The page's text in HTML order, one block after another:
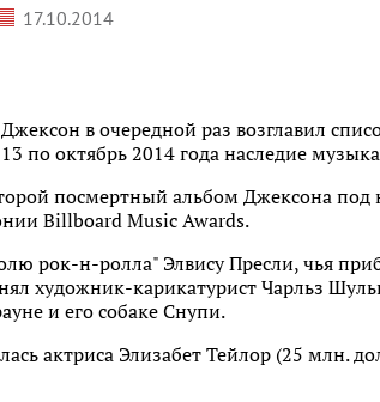
17.10.2014
в очередной раз возглавил
по октябрь 2014 года наследие
посмертный альбом Джексона под
Billboard Music Awards.
рок-н-ролла" Элвису Пресли, чья
художник-карикатурист Чарльз
и его собаке Снупи.
актриса Элизабет Тейлор (25 млн.